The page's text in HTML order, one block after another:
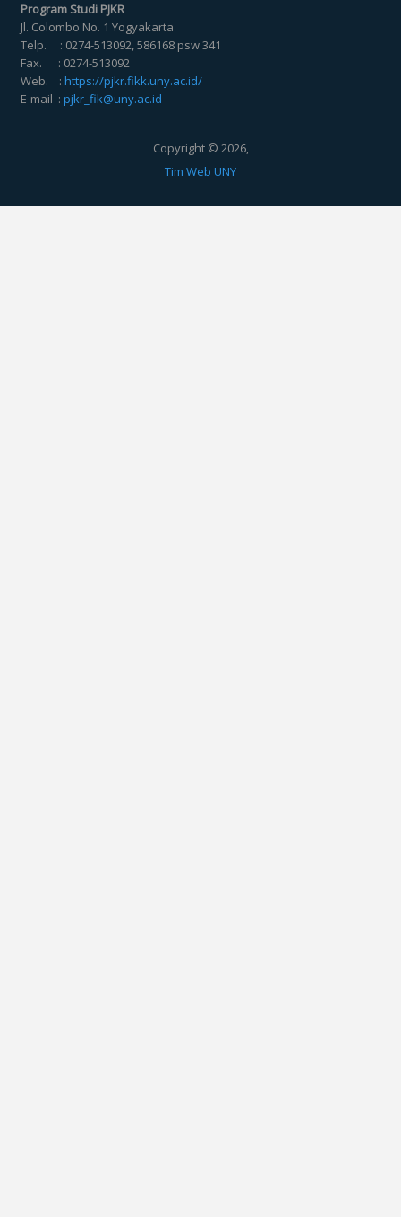
Program Studi PJKR
Jl. Colombo No. 1 Yogyakarta
Telp. : 0274-513092, 586168 psw 341
Fax. : 0274-513092
Web. :https://pjkr.fikk.uny.ac.id/
E-mail :pjkr_fik@uny.ac.id
Copyright © 2026,
Tim Web UNY